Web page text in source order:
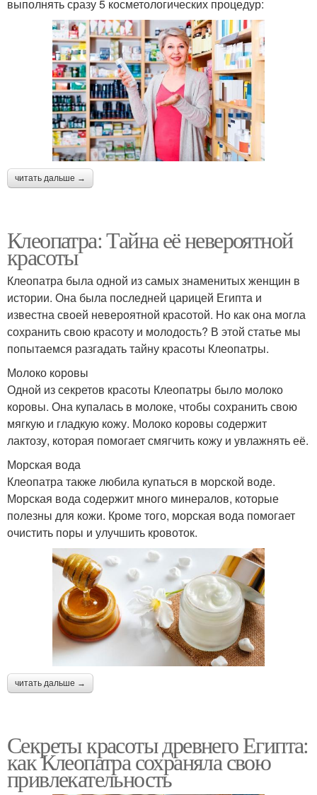
выполнять сразу 5 косметологических процедур:
читать дальше →
Клеопатра: Тайна её невероятной
красоты
Клеопатра была одной из самых знаменитых женщин в
истории. Она была последней царицей Египта и
известна своей невероятной красотой. Но как она могла
сохранить свою красоту и молодость? В этой статье мы
попытаемся разгадать тайну красоты Клеопатры.
Молоко коровы
Одной из секретов красоты Клеопатры было молоко
коровы. Она купалась в молоке, чтобы сохранить свою
мягкую и гладкую кожу. Молоко коровы содержит
лактозу, которая помогает смягчить кожу и увлажнять её.
Морская вода
Клеопатра также любила купаться в морской воде.
Морская вода содержит много минералов, которые
полезны для кожи. Кроме того, морская вода помогает
очистить поры и улучшить кровоток.
читать дальше →
Секреты красоты древнего Египта:
как Клеопатра сохраняла свою
привлекательность